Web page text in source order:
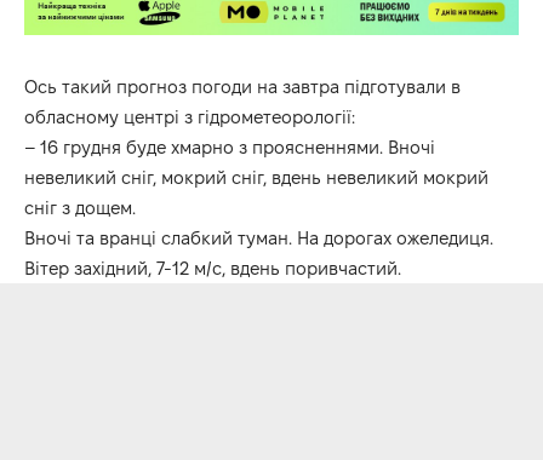
Ось такий прогноз погоди на завтра підготували в
обласному центрі з гідрометеорології:
– 16 грудня буде хмарно з проясненнями. Вночі
невеликий сніг, мокрий сніг, вдень невеликий мокрий
сніг з дощем.
Вночі та вранці слабкий туман. На дорогах ожеледиця.
Вітер західний, 7-12 м/с, вдень поривчастий.